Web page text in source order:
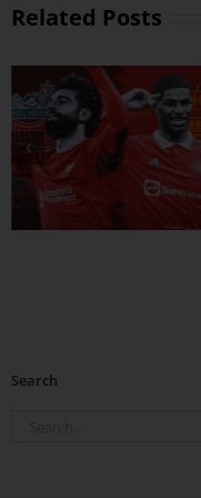
Related Posts
ထိထိရောက်ရ
ဗိုက်ခေါက်
တွေ ချဖို့
Search